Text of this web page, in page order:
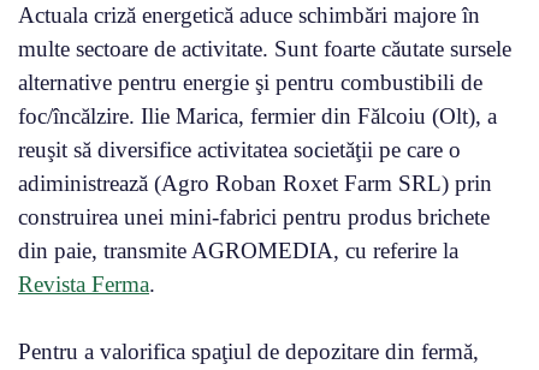
Actuala criză energetică aduce schimbări majore în
multe sectoare de activitate. Sunt foarte căutate sursele
alternative pentru energie şi pentru combustibili de
foc/încălzire. Ilie Marica, fermier din Fălcoiu (Olt), a
reuşit să diversifice activitatea societăţii pe care o
adiministrează (Agro Roban Roxet Farm SRL) prin
construirea unei mini-fabrici pentru produs brichete
din paie, transmite AGROMEDIA, cu referire la
Revista Ferma.
Pentru a valorifica spaţiul de depozitare din fermă,